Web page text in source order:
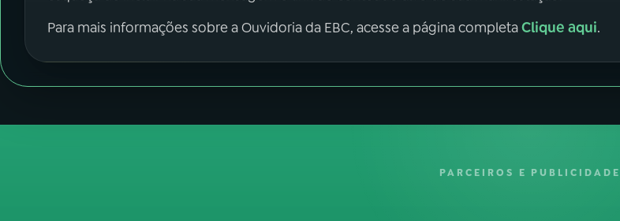
Para mais informações sobre a Ouvidoria da EBC, acesse a página completaClique aqui.
PARCEIROS E PUBLICIDADE